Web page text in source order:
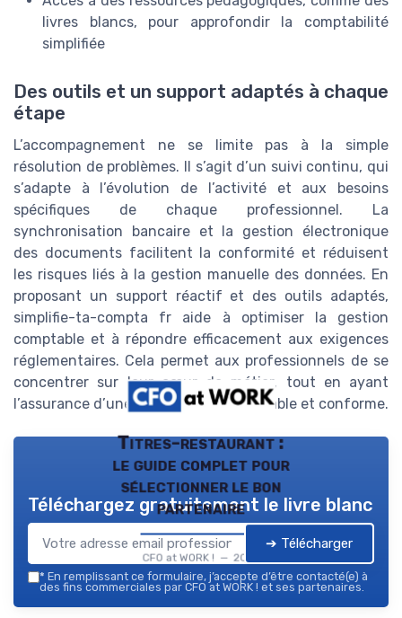
livres blancs, pour approfondir la comptabilité
simplifiée
Des outils et un support adaptés à chaque
étape
L’accompagnement ne se limite pas à la simple
résolution de problèmes. Il s’agit d’un suivi continu, qui
s’adapte à l’évolution de l’activité et aux besoins
spécifiques de chaque professionnel. La
synchronisation bancaire et la gestion électronique
des documents facilitent la conformité et réduisent
les risques liés à la gestion manuelle des données. En
proposant un support réactif et des outils adaptés,
simplifie-ta-compta fr aide à optimiser la gestion
comptable et à répondre efficacement aux exigences
réglementaires. Cela permet aux professionnels de se
concentrer sur leur cœur de métier, tout en ayant
l’assurance d’une gestion financière fiable et conforme.
Titres-restaurant :
le guide complet pour
sélectionner le bon
partenaire
CFO at WORK ! — 2026
Téléchargez gratuitement le livre blanc
➔ Télécharger
* En remplissant ce formulaire, j’accepte d’être contacté(e) à
des fins commerciales par CFO at WORK ! et ses partenaires.